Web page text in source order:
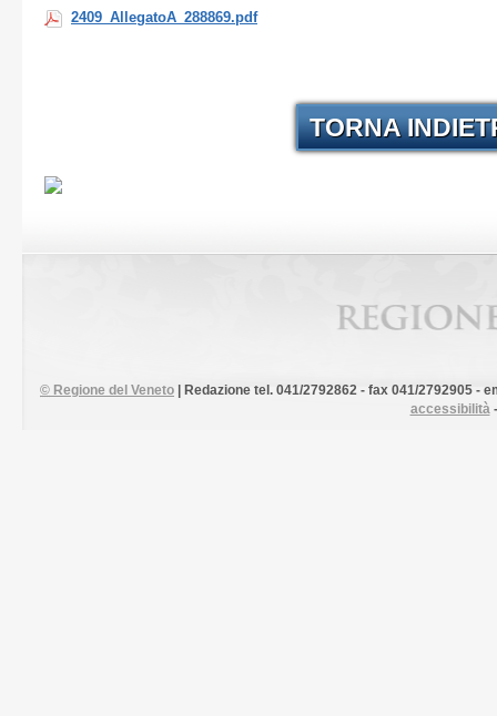
2409_AllegatoA_288869.pdf
TORNA
© Regione del Veneto
| Redazione tel. 041/2792862 - fax 041/2792905 -
accessibilità